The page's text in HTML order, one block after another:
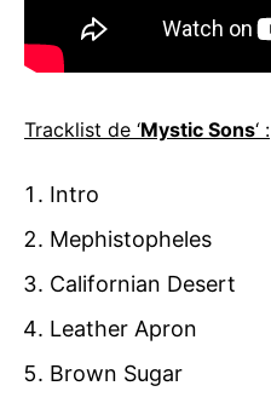
Tracklist de ‘Mystic Sons‘ :
Intro
Mephistopheles
Californian Desert
Leather Apron
Brown Sugar